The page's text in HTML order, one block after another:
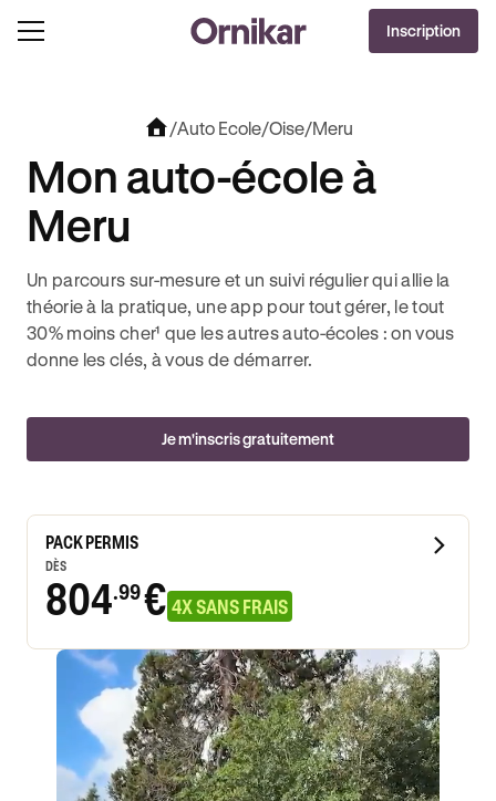
OFFRE EXCLUSIVE
OFFERTS AVEC REVOLUT + 3 MOIS DEEZER PREMIUM OFFERTS* !J'EN PROFITE !
Inscription
/Auto Ecole/Oise/Meru
Mon auto-école à
Meru
Un parcours sur-mesure et un suivi régulier qui allie la
théorie à la pratique, une app pour tout gérer, le tout
30% moins cher¹ que les autres auto-écoles : on vous
donne les clés, à vous de démarrer.
Je m'inscris gratuitement
PACK PERMIS
DÈS
804.99€ 4X SANS FRAIS